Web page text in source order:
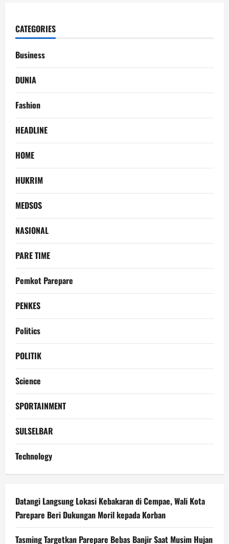
CATEGORIES
Business
DUNIA
Fashion
HEADLINE
HOME
HUKRIM
MEDSOS
NASIONAL
PARE TIME
Pemkot Parepare
PENKES
Politics
POLITIK
Science
SPORTAINMENT
SULSELBAR
Technology
Datangi Langsung Lokasi Kebakaran di Cempae, Wali Kota
Parepare Beri Dukungan Moril kepada Korban
Tasming Targetkan Parepare Bebas Banjir Saat Musim Hujan